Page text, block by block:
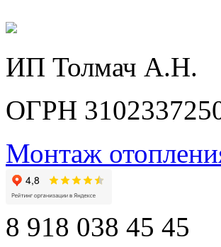
ИП Толмач А.Н.
ОГРН
Монтаж
8 918 038 45 45